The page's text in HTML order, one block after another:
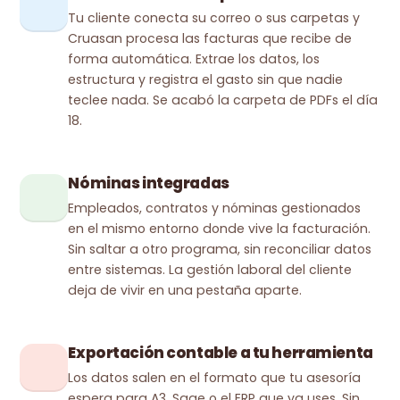
Tu cliente conecta su correo o sus carpetas y
Cruasan procesa las facturas que recibe de
forma automática. Extrae los datos, los
estructura y registra el gasto sin que nadie
teclee nada. Se acabó la carpeta de PDFs el día
18.
Nóminas integradas
Empleados, contratos y nóminas gestionados
en el mismo entorno donde vive la facturación.
Sin saltar a otro programa, sin reconciliar datos
entre sistemas. La gestión laboral del cliente
deja de vivir en una pestaña aparte.
Exportación contable a tu herramienta
Los datos salen en el formato que tu asesoría